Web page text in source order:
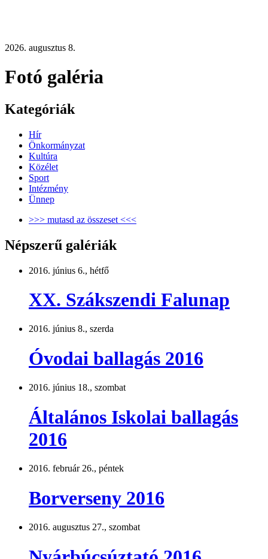
2026. augusztus 8.
Fotó galéria
Kategóriák
Hír
Önkormányzat
Kultúra
Közélet
Sport
Intézmény
Ünnep
>>> mutasd az összeset <<<
Népszerű galériák
2016. június 6., hétfő
XX. Szákszendi Falunap
2016. június 8., szerda
Óvodai ballagás 2016
2016. június 18., szombat
Általános Iskolai ballagás
2016
2016. február 26., péntek
Borverseny 2016
2016. augusztus 27., szombat